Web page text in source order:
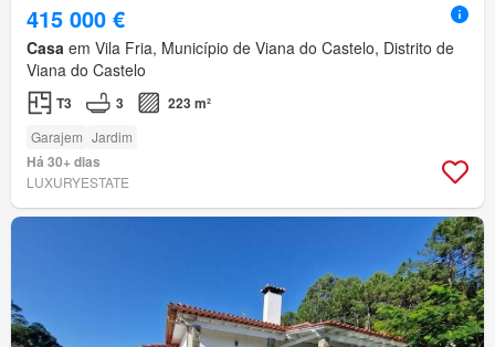
415 000 €
Casa em Vila Fria, Município de Viana do Castelo, Distrito de
Viana do Castelo
T3 3 223 m²
Garajem Jardim
Há 30+ dias
LUXURYESTATE